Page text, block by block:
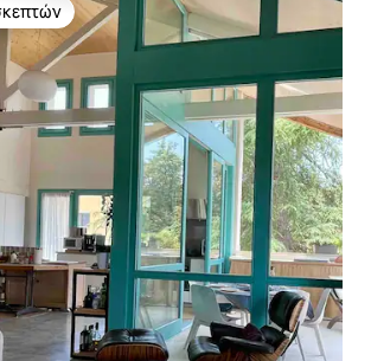
επισκεπτών